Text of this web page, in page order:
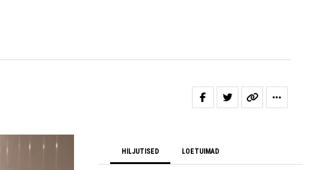
HILJUTISED LOETUIMAD